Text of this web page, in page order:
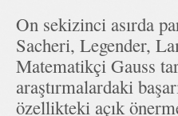
On sekizinci asırda
Sacheri, Legender,
Matematikçi Gauss
araştırmalardaki
özellikteki açık